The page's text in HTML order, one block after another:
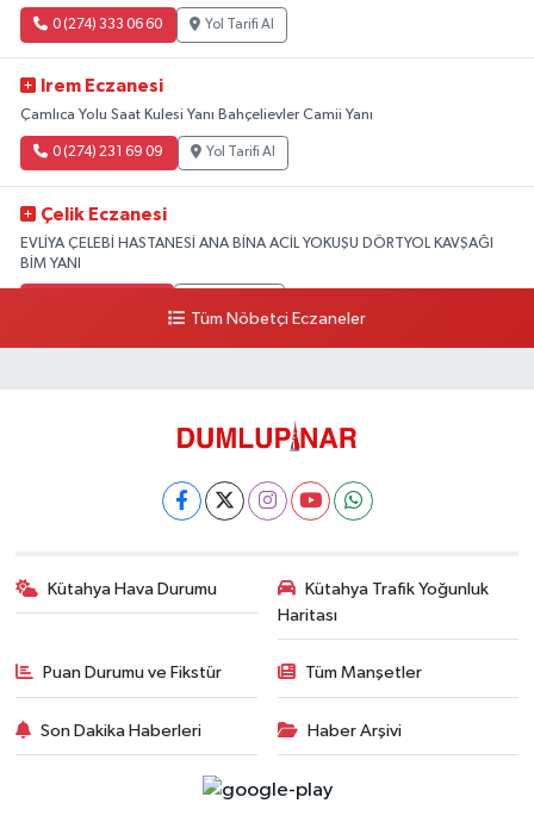
0 (274) 333 06 60 Yol Tarifi Al
Irem Eczanesi
Çamlıca Yolu Saat Kulesi Yanı Bahçelievler Camii Yanı
0 (274) 231 69 09 Yol Tarifi Al
Çelik Eczanesi
EVLİYA ÇELEBİ HASTANESİ ANA BİNA ACİL YOKUŞU DÖRTYOL KAVŞAĞI
BİM YANI
Tüm Nöbetçi Eczaneler
Kütahya Hava Durumu
Kütahya Trafik Yoğunluk
Haritası
Puan Durumu ve Fikstür Tüm Manşetler
Son Dakika Haberleri Haber Arşivi